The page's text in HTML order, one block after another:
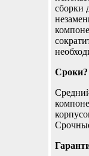
сборки
Сроки?